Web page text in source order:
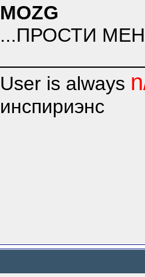
MOZG
...ПРОСТИ
User is always
инспириэнс